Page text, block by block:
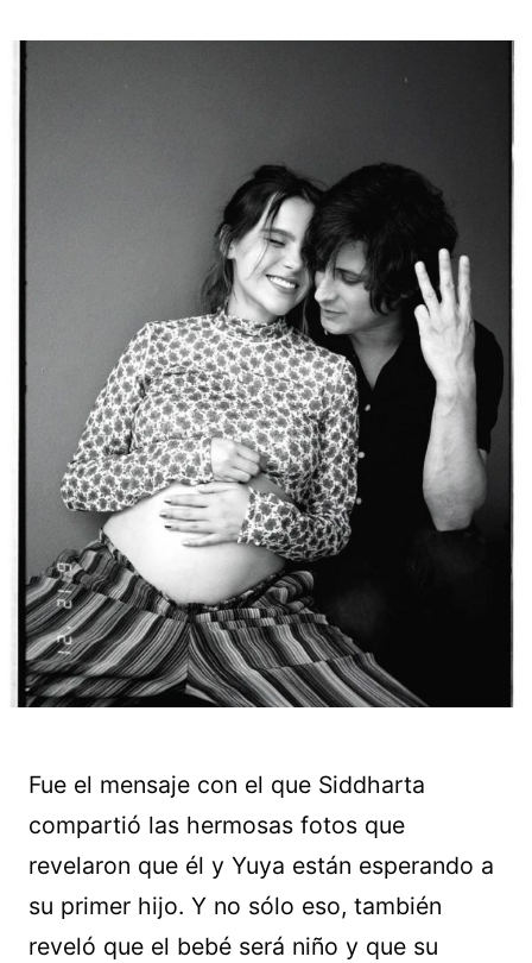
Fue el mensaje con el que Siddharta
compartió las hermosas fotos que
revelaron que él y Yuya están esperando a
su primer hijo. Y no sólo eso, también
reveló que el bebé será niño y que su